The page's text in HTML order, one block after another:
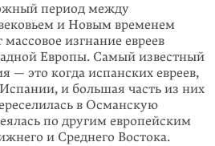
период между
и Новым временем
изгнание евреев
Европы. Самый известный
— это когда испанских евреев,
и большая часть из них
в Османскую
по другим европейским
и Среднего Востока.